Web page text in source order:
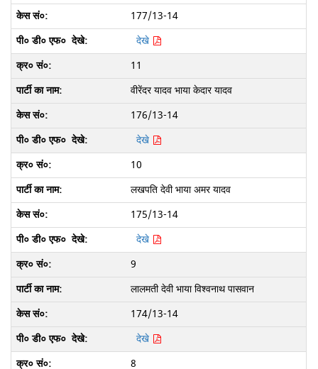
177/13-14
देखे
11
वीरेंदर यादव भाया केदार यादव
176/13-14
देखे
10
लखपति देवी भाया अमर यादव
175/13-14
देखे
9
लालमती देवी भाया विश्वनाथ पासवान
174/13-14
देखे
8